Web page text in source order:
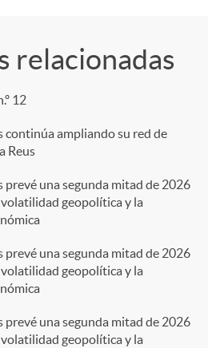
relacionadas
12
continúa ampliando su red de
Reus
prevé una segunda mitad de 2026
geopolítica y la
prevé una segunda mitad de 2026
geopolítica y la
prevé una segunda mitad de 2026
geopolítica y la